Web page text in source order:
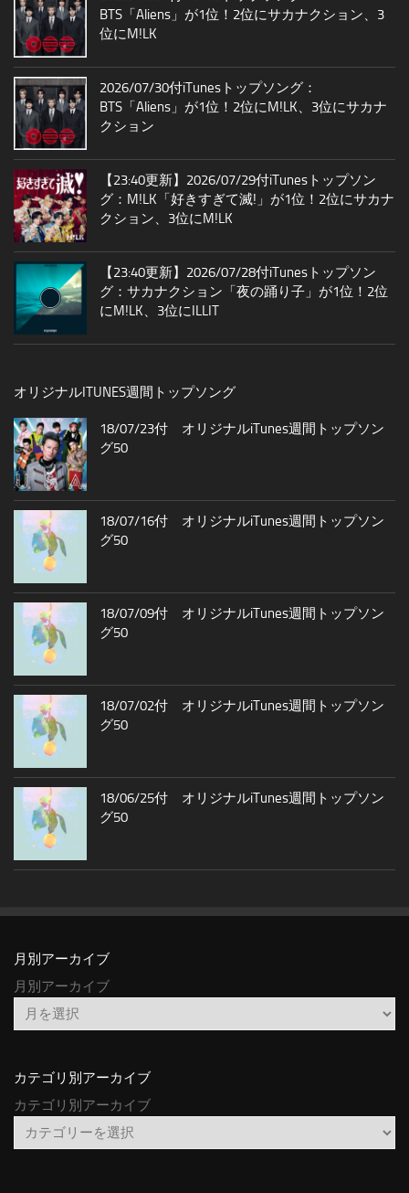
BTS「Aliens」が1位！2位にサカナクション、3
位にM!LK
2026/07/30付iTunesトップソング：
BTS「Aliens」が1位！2位にM!LK、3位にサカナ
クション
【23:40更新】2026/07/29付iTunesトップソン
グ：M!LK「好きすぎて滅!」が1位！2位にサカナ
クション、3位にM!LK
【23:40更新】2026/07/28付iTunesトップソン
グ：サカナクション「夜の踊り子」が1位！2位
にM!LK、3位にILLIT
オリジナルITUNES週間トップソング
18/07/23付 オリジナルiTunes週間トップソン
グ50
18/07/16付 オリジナルiTunes週間トップソン
グ50
18/07/09付 オリジナルiTunes週間トップソン
グ50
18/07/02付 オリジナルiTunes週間トップソン
グ50
18/06/25付 オリジナルiTunes週間トップソン
グ50
月別アーカイブ
月別アーカイブ
カテゴリ別アーカイブ
カテゴリ別アーカイブ